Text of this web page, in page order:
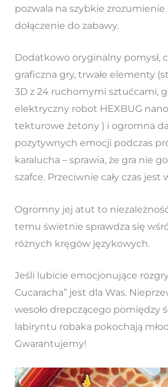
pozwala na szybkie
dołączenie do zabawy.
Dodatkowo oryginalny pomysł,
graficzna gry, trwałe elementy
3D z 24 ruchomymi sztućcami,
elektryczny robot HEXBUG
tekturowe żetony ) i ogromna
pozytywnych emocji podczas
karalucha – sprawia, że gra nie
szafce. Przeciwnie cały czas jest
Ogromny jej atut to
temu świetnie sprawdza się
różnych kręgów językowych.
Jeśli lubicie emocjonujące
Cucaracha” jest dla Was.
wesoło drepczącego pomiędzy
labiryntu robaka pokochają
Gwarantujemy!